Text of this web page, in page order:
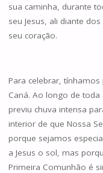
sua caminha, durante
seu Jesus, ali diante
seu coração.
Para celebrar,
Caná. Ao longo de
previu chuva intensa
interior de que Nossa
porque sejamos
a Jesus o sol, mas
Primeira Comunhão é